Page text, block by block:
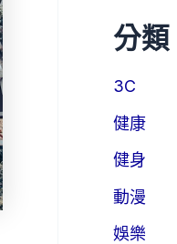
分類
3C
健康
健身
動漫
娛樂